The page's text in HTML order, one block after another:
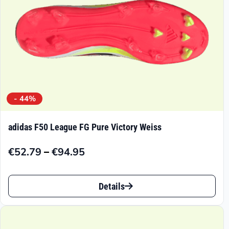
Produktseite
gewählt
werden
- 44%
adidas F50 League FG Pure Victory Weiss
€52.79 –€94.95
Preisspanne:
€52.79
€94.95
Dieses
Produkt
Details